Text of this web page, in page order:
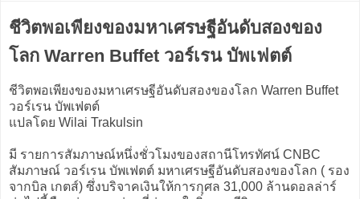
ชีวิตพอเพียงของมหาเศรษฐีอันดับสองของ
โลก Warren Buffet วอร์เรน บัพเฟตต์
ชีวิตพอเพียงของมหาเศรษฐีอันดับสองของโลก Warren Buffet
วอร์เรน บัพเฟตต์
แปลโดย Wilai Trakulsin
มี รายการสัมภาษณ์หนึ่งชั่วโมงของสถานีโทรทัศน์ CNBC
สัมภาษณ์ วอร์เรน บัพเฟตต์ มหาเศรษฐีอันดับสองของโลก ( รอง
จากบิล เกตส์) ซึ่งบริจาคเงินให้การกุศล 31,000 ล้านดอลล่าร์